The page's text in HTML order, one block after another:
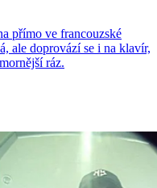
přímo ve francouzské
ale doprovází se i na klavír,
ráz.